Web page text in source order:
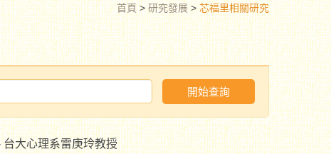
首頁>研究發展>芯福里相關研究
開始查詢
大心理系雷庚玲教授